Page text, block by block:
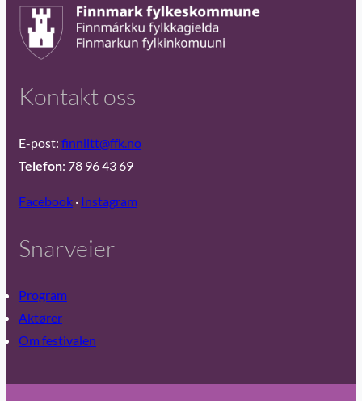
Kontakt oss
E-post: finnlitt@ffk.no
Telefon: 78 96 43 69
Facebook · Instagram
Snarveier
Program
Aktører
Om festivalen